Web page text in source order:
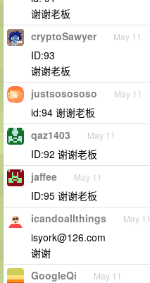
谢谢老板
cryptoSawyer May 11
ID:93
谢谢老板
justsosososo May 11
id:94 谢谢老板
qaz1403 May 11
ID:92 谢谢老板
jaffee May 11
ID:95 谢谢老板
icandoallthings May 11
isyork@126.com
谢谢
GoogleQi May 11